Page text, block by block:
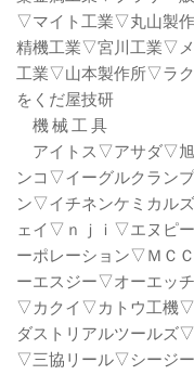
▽マイト工業▽丸山製
精機工業▽宮川工業▽
工業▽山本製作所▽ラ
をくだ屋技研
機 械 工 具
アイトス▽アサダ▽旭
ンコ▽イーグルクラン
ン▽イチネンケミカル
ェイ▽ｎｊｉ▽エヌピ
ーポレーション▽ＭＣ
ーエスジー▽オーエッ
▽カクイ▽カトウ工機
ダストリアルツールズ
▽三協リール▽シージ